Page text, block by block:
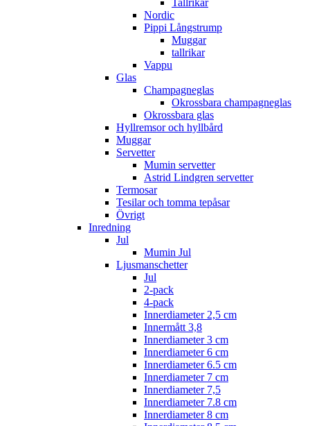
Tallrikar
Nordic
Pippi Långstrump
Muggar
tallrikar
Vappu
Glas
Champagneglas
Okrossbara champagneglas
Okrossbara glas
Hyllremsor och hyllbård
Muggar
Servetter
Mumin servetter
Astrid Lindgren servetter
Termosar
Tesilar och tomma tepåsar
Övrigt
Inredning
Jul
Mumin Jul
Ljusmanschetter
Jul
2-pack
4-pack
Innerdiameter 2,5 cm
Innermått 3,8
Innerdiameter 3 cm
Innerdiameter 6 cm
Innerdiameter 6.5 cm
Innerdiameter 7 cm
Innerdiameter 7,5
Innerdiameter 7.8 cm
Innerdiameter 8 cm